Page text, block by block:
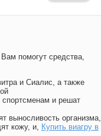
помогут средства,
и Сиалис, а также
спортсменам и решат
выносливость организма,
кожу, и, Купить виагру в